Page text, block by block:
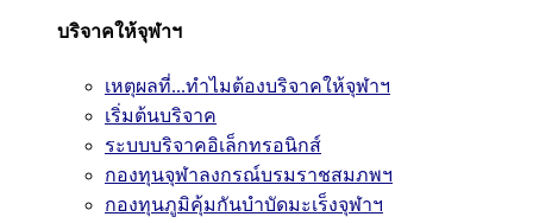
บริจาคให้จุฬาฯ
เหตุผลที่...ทำไมต้องบริจาคให้จุฬาฯ
เริ่มต้นบริจาค
ระบบบริจาคอิเล็กทรอนิกส์
กองทุนจุฬาลงกรณ์บรมราชสมภพฯ
กองทุนภูมิคุ้มกันบำบัดมะเร็งจุฬาฯ